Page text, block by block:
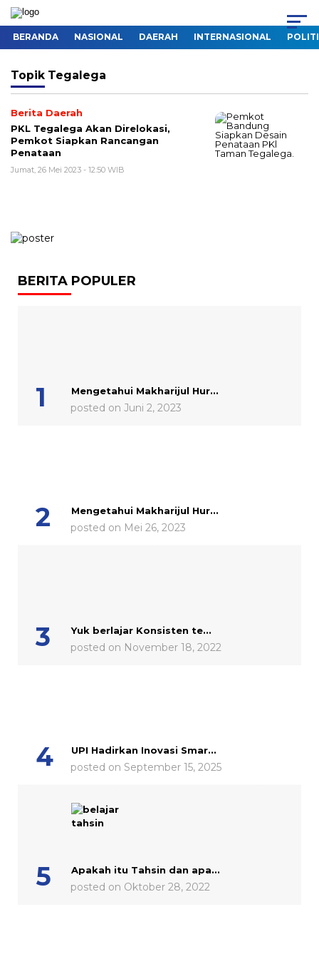
BERANDA NASIONAL DAERAH INTERNASIONAL
Topik Tegalega
Berita Daerah
PKL Tegalega Akan Direlokasi,
Pemkot Siapkan Rancangan
Penataan
Jumat, 26 Mei 2023 - 12:50 WIB
BERITA POPULER
Mengetahui Makharijul Hur...
posted on Juni 2, 2023
Mengetahui Makharijul Hur...
posted on Mei 26, 2023
Yuk berlajar Konsisten te...
posted on November 18, 2022
UPI Hadirkan Inovasi Smar...
posted on September 15, 2025
Apakah itu Tahsin dan apa...
posted on Oktober 28, 2022